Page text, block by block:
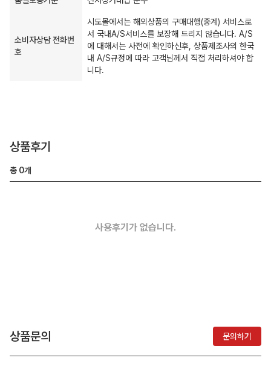
소비자상담 전화번
호
시도몰에서는 해외상품의 구매대행(중계) 서비스로
서 국내A/S서비스를 보장해 드리지 않습니다. A/S
에 대해서는 사전에 확인하신후, 상품제조사의 한국
내 A/S규정에 따라 고객님께서 직접 처리하셔야 합
니다.
상품후기
총 0개
사용후기가 없습니다.
상품문의 문의하기